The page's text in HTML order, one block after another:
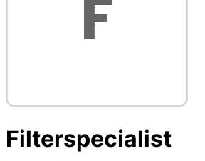
Filterspecialist